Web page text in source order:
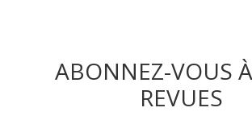
ABONNEZ-VOUS
REVUES